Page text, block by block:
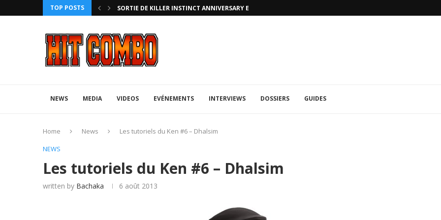
TOP POSTS
AVEC ROLLBACK... SORTIE DE KILLER INSTINCT ANNIVERSARY EDITION
NEWS MEDIA VIDEOS EVÉNEMENTS INTERVIEWS DOSSIERS GUIDES
Home News
Les tutoriels du Ken #6 – Dhalsim
NEWS
Les tutoriels du Ken #6 – Dhalsim
written by Bachaka 6 août 2013